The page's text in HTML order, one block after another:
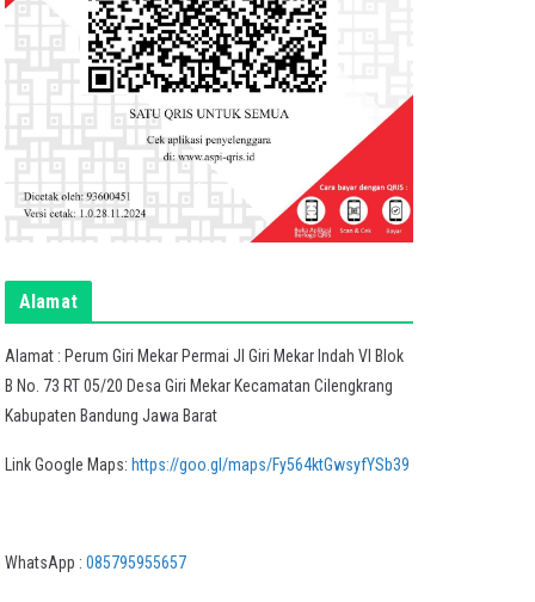
Alamat
Alamat : Perum Giri Mekar Permai Jl Giri Mekar Indah VI Blok
B No. 73 RT 05/20 Desa Giri Mekar Kecamatan Cilengkrang
Kabupaten Bandung Jawa Barat
Link Google Maps: https://goo.gl/maps/Fy564ktGwsyfYSb39
WhatsApp : 085795955657